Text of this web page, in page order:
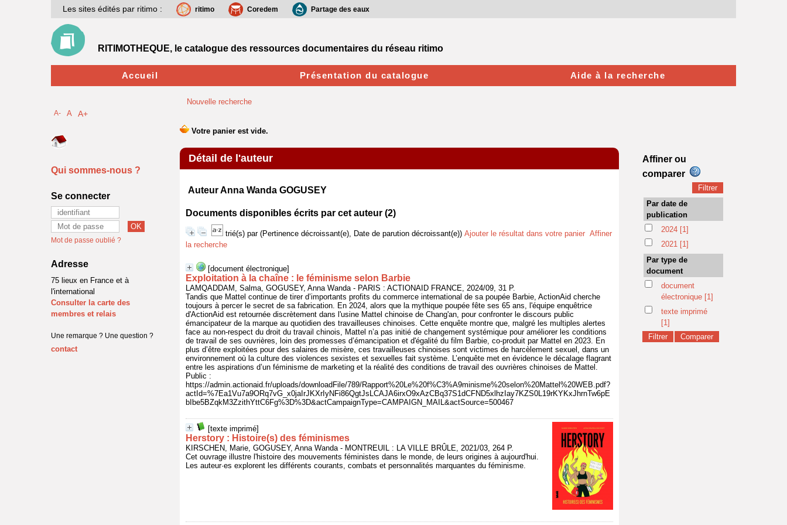
Nouvelle recherche
Détail de l'auteur
Auteur Anna Wanda GOGUSEY
Documents disponibles écrits par cet auteur (2)
trié(s) par (Pertinence décroissant(e), Date de parution décroissant(e)) Ajouter le résultat dans votre panier Affiner
la recherche
[document électronique]
Exploitation à la chaîne : le féminisme selon Barbie
LAMQADDAM, Salma, GOGUSEY, Anna Wanda - PARIS : ACTIONAID FRANCE, 2024/09, 31 P.
Tandis que Mattel continue de tirer d’importants profits du commerce international de sa poupée Barbie, ActionAid cherche
toujours à percer le secret de sa fabrication. En 2024, alors que la mythique poupée fête ses 65 ans, l'équipe enquêtrice
d'ActionAid est retournée discrètement dans l'usine Mattel chinoise de Chang'an, pour confronter le discours public
émancipateur de la marque au quotidien des travailleuses chinoises. Cette enquête montre que, malgré les multiples alertes
face au non-respect du droit du travail chinois, Mattel n’a pas initié de changement systémique pour améliorer les conditions
de travail de ses ouvrières, loin des promesses d’émancipation et d'égalité du film Barbie, co-produit par Mattel en 2023. En
plus d’être exploitées pour des salaires de misère, ces travailleuses chinoises sont victimes de harcèlement sexuel, dans un
environnement où la culture des violences sexistes et sexuelles fait système. L’enquête met en évidence le décalage flagrant
entre les aspirations d’un féminisme de marketing et la réalité des conditions de travail des ouvrières chinoises de Mattel.
Public :
https://admin.actionaid.fr/uploads/downloadFile/789/Rapport%20Le%20f%C3%A9minisme%20selon%20Mattel%20WEB.pdf?
actId=%7Ea1Vu7a9ORq7vG_x0jaIrJKXrIyNFi86QgtJsLCAJA6irxO9xAzCBq37S1dCFND5xlhzIay7KZS0L19rKYKxJhrnTw6pE
bIbe5BZqkM3ZzithYttC6Fg%3D%3D&actCampaignType=CAMPAIGN_MAIL&actSource=500467
[texte imprimé]
Herstory : Histoire(s) des féminismes
KIRSCHEN, Marie, GOGUSEY, Anna Wanda - MONTREUIL : LA VILLE BRÛLE, 2021/03, 264 P.
Cet ouvrage illustre l'histoire des mouvements féministes dans le monde, de leurs origines à aujourd'hui.
Les auteur·es explorent les différents courants, combats et personnalités marquantes du féminisme.
Les sites édités par ritimo : ritimo Coredem Partage des eaux
RITIMOTHEQUE, le catalogue des ressources documentaires du réseau ritimo
Accueil Présentation du catalogue Aide à la recherche
A- A A+
Qui sommes-nous ?
Se connecter
Mot de passe oublié ?
Adresse
75 lieux en France et à
l'international
Consulter la carte des
membres et relais
Une remarque ? Une question ?
contact
Affiner ou
comparer
Par date de
publication
2024 [1]
2021 [1]
Par type de
document
document
électronique [1]
texte imprimé
[1]